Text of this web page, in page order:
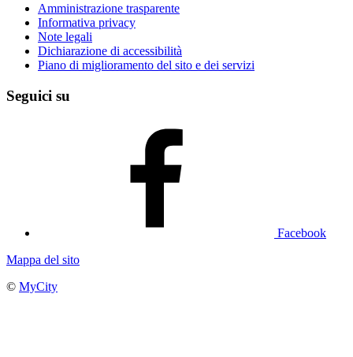
Amministrazione trasparente
Informativa privacy
Note legali
Dichiarazione di accessibilità
Piano di miglioramento del sito e dei servizi
Seguici su
Facebook
Mappa del sito
© MyCity